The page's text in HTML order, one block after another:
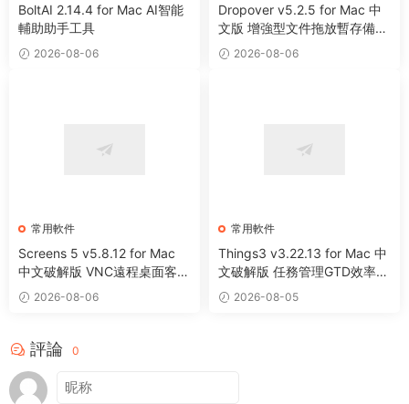
BoltAI 2.14.4 for Mac AI智能
輔助助手工具
2026-08-06
Dropover v5.2.5 for Mac 中
文版 增強型文件拖放暫存備用
整理工具
2026-08-06
常用軟件
Screens 5 v5.8.12 for Mac
中文破解版 VNC遠程桌面客戶
端應用程序
2026-08-06
常用軟件
Things3 v3.22.13 for Mac 中
文破解版 任務管理GTD效率工
具 2026-08-05
評論 0